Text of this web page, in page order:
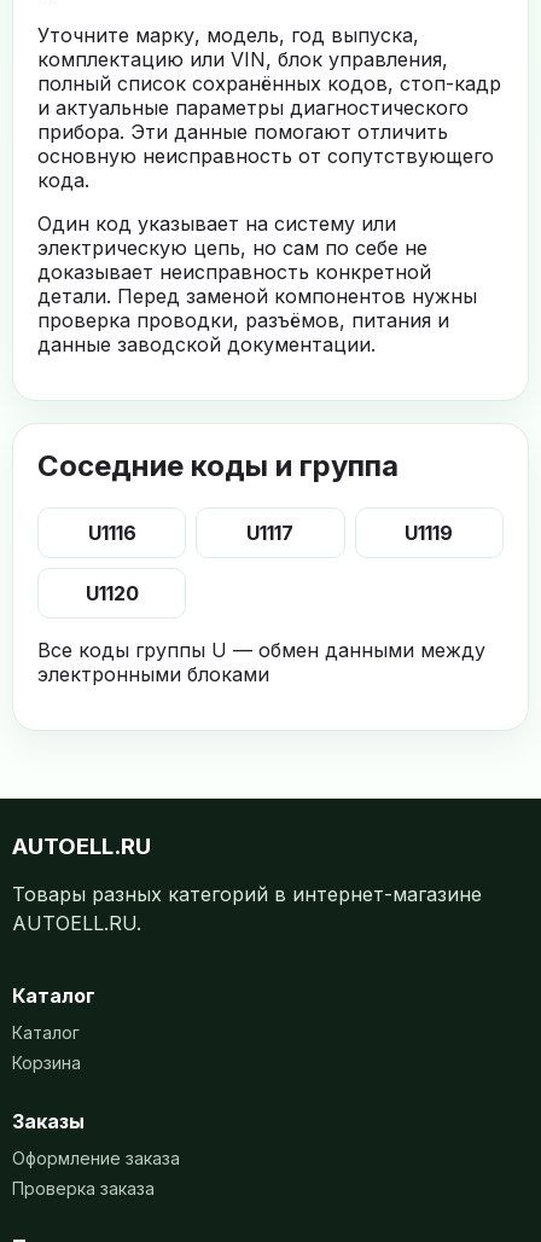
Уточните марку, модель, год выпуска,
комплектацию или VIN, блок управления,
полный список сохранённых кодов, стоп-кадр
и актуальные параметры диагностического
прибора. Эти данные помогают отличить
основную неисправность от сопутствующего
кода.
Один код указывает на систему или
электрическую цепь, но сам по себе не
доказывает неисправность конкретной
детали. Перед заменой компонентов нужны
проверка проводки, разъёмов, питания и
данные заводской документации.
Соседние коды и группа
U1116 U1117 U1119
U1120
Все коды группы U — обмен данными между
электронными блоками
AUTOELL.RU
Товары разных категорий в интернет-магазине
AUTOELL.RU.
Каталог
Каталог
Корзина
Заказы
Оформление заказа
Проверка заказа